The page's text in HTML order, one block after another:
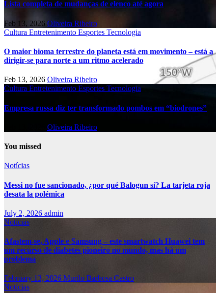
Lista completa de mudanças de elenco até agora
Feb 13, 2026 Oliveira Ribeiro
Cultura Entretenimento Esportes Tecnologia
O maior bioma terrestre do planeta está em movimento – está a
dirigir-se para norte a um ritmo acelerado
Feb 13, 2026 Oliveira Ribeiro
Cultura Entretenimento Esportes Tecnologia
Empresa russa diz ter transformado pombos em “biodrones”
Oliveira Ribeiro
You missed
Notícias
Messi no fue sancionado, ¿por qué Balogun sí? La tarjeta roja
desata la polémica
July 2, 2026 admin
Notícias
Afastem-se, Apple e Samsung – este smartwatch Huawei tem
um recurso de diabetes pioneiro no mundo, mas há um
problema
February 13, 2026 Murilo Barbosa Castro
Notícias